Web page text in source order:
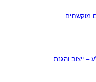
מוקשחים
– ייצוב והגנת